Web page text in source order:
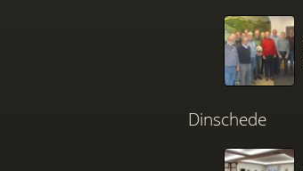
Dinschede